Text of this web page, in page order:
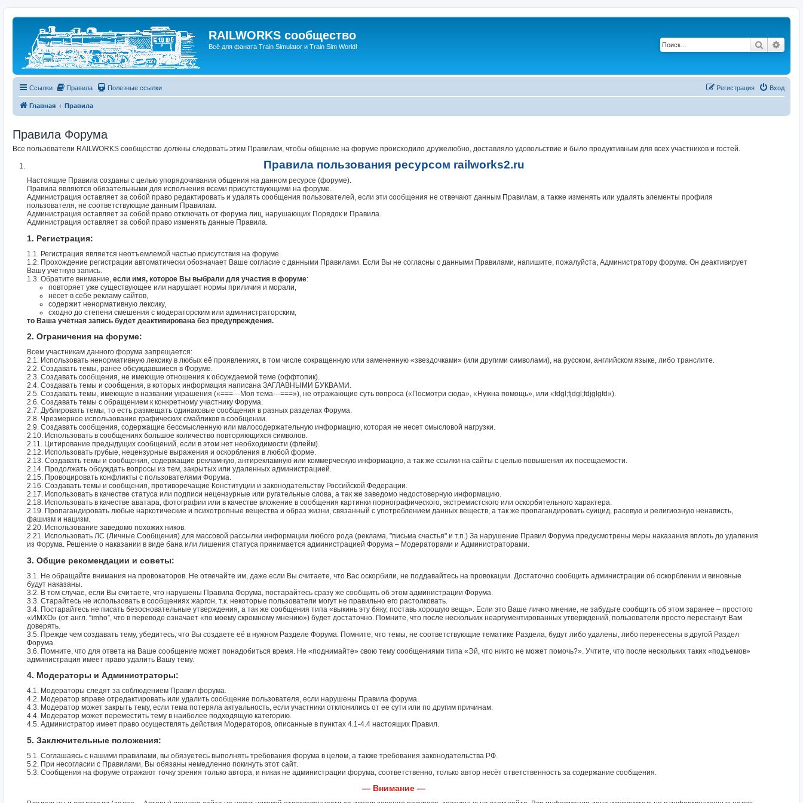
RAILWORKS сообщество
Всё для фаната Train Simulator и Train Sim World! Поиск
Ссылки Правила Полезные ссылки Вход
Регистрация
Главная Правила
Правила Форума
Все пользователи RAILWORKS сообщество должны следовать этим Правилам, чтобы общение на форуме происходило дружелюбно, доставляло удовольствие и было продуктивным для всех участников и гостей.
Правила пользования ресурсом railworks2.ru
Настоящие Правила созданы с целью упорядочивания общения на данном ресурсе (форуме).
Правила являются обязательными для исполнения всеми присутствующими на форуме.
Администрация оставляет за собой право редактировать и удалять сообщения пользователей, если эти сообщения не отвечают данным Правилам, а также изменять или удалять элементы профиля
пользователя, не соответствующие данным Правилам.
Администрация оставляет за собой право отключать от форума лиц, нарушающих Порядок и Правила.
Администрация оставляет за собой право изменять данные Правила.
1. Регистрация:
1.1. Регистрация является неотъемлемой частью присутствия на форуме.
1.2. Прохождение регистрации автоматически обозначает Ваше согласие с данными Правилами. Если Вы не согласны с данными Правилами, напишите, пожалуйста, Администратору форума. Он деактивирует
Вашу учётную запись.
1.3. Обратите внимание, если имя, которое Вы выбрали для участия в форуме:
повторяет уже существующее или нарушает нормы приличия и морали,
несет в себе рекламу сайтов,
содержит ненормативную лексику,
сходно до степени смешения с модераторским или администраторским,
то Ваша учётная запись будет деактивирована без предупреждения.
2. Ограничения на форуме:
Всем участникам данного форума запрещается:
2.1. Использовать ненормативную лексику в любых её проявлениях, в том числе сокращенную или замененную «звездочками» (или другими символами), на русском, английском языке, либо транслите.
2.2. Создавать темы, ранее обсуждавшиеся в Форуме.
2.3. Создавать сообщения, не имеющие отношения к обсуждаемой теме (оффтопик).
2.4. Создавать темы и сообщения, в которых информация написана ЗАГЛАВНЫМИ БУКВАМИ.
2.5. Создавать темы, имеющие в названии украшения («===---Моя тема---===»), не отражающие суть вопроса («Посмотри сюда», «Нужна помощь», или «fdgl;fjdgl;fdjglgfd»).
2.6. Создавать темы с обращением к конкретному участнику Форума.
2.7. Дублировать темы, то есть размещать одинаковые сообщения в разных разделах Форума.
2.8. Чрезмерное использование графических смайликов в сообщении.
2.9. Создавать сообщения, содержащие бессмысленную или малосодержательную информацию, которая не несет смысловой нагрузки.
2.10. Использовать в сообщениях большое количество повторяющихся символов.
2.11. Цитирование предыдущих сообщений, если в этом нет необходимости (флейм).
2.12. Использовать грубые, нецензурные выражения и оскорбления в любой форме.
2.13. Создавать темы и сообщения, содержащие рекламную, антирекламную или коммерческую информацию, а так же ссылки на сайты с целью повышения их посещаемости.
2.14. Продолжать обсуждать вопросы из тем, закрытых или удаленных администрацией.
2.15. Провоцировать конфликты с пользователями Форума.
2.16. Создавать темы и сообщения, противоречащие Конституции и законодательству Российской Федерации.
2.17. Использовать в качестве статуса или подписи нецензурные или ругательные слова, а так же заведомо недостоверную информацию.
2.18. Использовать в качестве аватара, фотографии или в качестве вложение в сообщения картинки порнографического, экстремистского или оскорбительного характера.
2.19. Пропагандировать любые наркотические и психотропные вещества и образ жизни, связанный с употреблением данных веществ, а так же пропагандировать суицид, расовую и религиозную ненависть,
фашизм и нацизм.
2.20. Использование заведомо похожих ников.
2.21. Использовать ЛС (Личные Сообщения) для массовой рассылки информации любого рода (реклама, "письма счастья" и т.п.) За нарушение Правил Форума предусмотрены меры наказания вплоть до удаления
из Форума. Решение о наказании в виде бана или лишения статуса принимается администрацией Форума – Модераторами и Администраторами.
3. Общие рекомендации и советы:
3.1. Не обращайте внимания на провокаторов. Не отвечайте им, даже если Вы считаете, что Вас оскорбили, не поддавайтесь на провокации. Достаточно сообщить администрации об оскорблении и виновные
будут наказаны.
3.2. В том случае, если Вы считаете, что нарушены Правила Форума, постарайтесь сразу же сообщить об этом администрации Форума.
3.3. Старайтесь не использовать в сообщениях жаргон, т.к. некоторые пользователи могут не правильно его растолковать.
3.4. Постарайтесь не писать безосновательные утверждения, а так же сообщения типа «выкинь эту бяку, поставь хорошую вещь». Если это Ваше лично мнение, не забудьте сообщить об этом заранее – простого
«ИМХО» (от англ. “imho”, что в переводе означает «по моему скромному мнению») будет достаточно. Помните, что после нескольких неаргументированных утверждений, пользователи просто перестанут Вам
доверять.
3.5. Прежде чем создавать тему, убедитесь, что Вы создаете её в нужном Разделе Форума. Помните, что темы, не соответствующие тематике Раздела, будут либо удалены, либо перенесены в другой Раздел
Форума.
3.6. Помните, что для ответа на Ваше сообщение может понадобиться время. Не «поднимайте» свою тему сообщениями типа «Эй, что никто не может помочь?». Учтите, что после нескольких таких «подъемов»
администрация имеет право удалить Вашу тему.
4. Модераторы и Администраторы:
4.1. Модераторы следят за соблюдением Правил форума.
4.2. Модератор вправе отредактировать или удалить сообщение пользователя, если нарушены Правила форума.
4.3. Модератор может закрыть тему, если тема потеряла актуальность, если участники отклонились от ее сути или по другим причинам.
4.4. Модератор может переместить тему в наиболее подходящую категорию.
4.5. Администратор имеет право осуществлять действия Модераторов, описанные в пунктах 4.1-4.4 настоящих Правил.
5. Заключительные положения:
5.1. Соглашаясь с нашими правилами, вы обязуетесь выполнять требования форума в целом, а также требования законодательства РФ.
5.2. При несогласии с Правилами, Вы обязаны немедленно покинуть этот сайт.
5.3. Сообщения на форуме отражают точку зрения только автора, и никак не администрации форума, соответственно, только автор несёт ответственность за содержание сообщения.
— Внимание —